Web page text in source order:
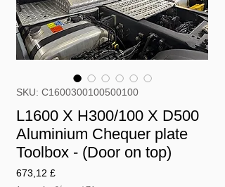
SKU: C1600300100500100
L1600 X H300/100 X D500
Aluminium Chequer plate
Toolbox - (Door on top)
673,12 £